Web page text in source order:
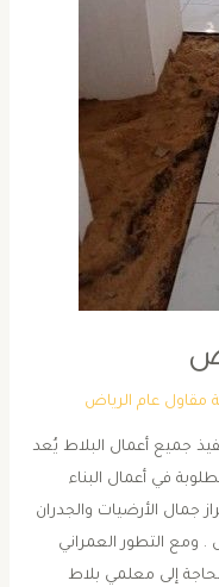
مقاول عام الرياض
جميع أعمال البلاط يُعد
في أعمال البناء
جمال الأرضيات والجدران
ومع التطور العمراني
إلى معلمي بلاط